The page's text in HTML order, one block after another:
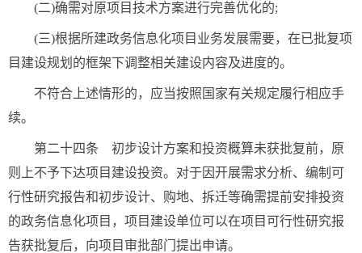
(二)确需对原项目技术方案进行完善优化的;
(三)根据所建政务信息化项目业务发展需要，在已批复项
目建设规划的框架下调整相关建设内容及进度的。
不符合上述情形的，应当按照国家有关规定履行相应手
续。
第二十四条 初步设计方案和投资概算未获批复前，原
则上不予下达项目建设投资。对于因开展需求分析、编制可
行性研究报告和初步设计、购地、拆迁等确需提前安排投资
的政务信息化项目，项目建设单位可以在项目可行性研究报
告获批复后，向项目审批部门提出申请。